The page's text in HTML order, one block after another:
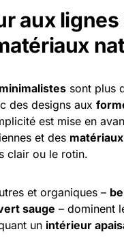
aux
sont plus
des designs aux
est mise en
et des
clair ou le rotin.
et organiques –
sauge – dominent
un intérieur